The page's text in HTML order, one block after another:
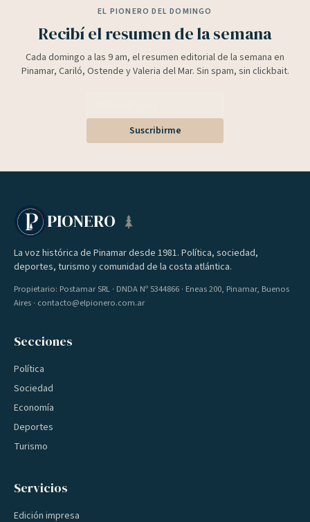
EL PIONERO DEL DOMINGO
Recibí el resumen de la semana
Cada domingo a las 9 am, el resumen editorial de la semana en
Pinamar, Cariló, Ostende y Valeria del Mar. Sin spam, sin clickbait.
Suscribirme
PIONERO
La voz histórica de Pinamar desde 1981. Política, sociedad,
deportes, turismo y comunidad de la costa atlántica.
Propietario: Postamar SRL · DNDA Nº 5344866 · Eneas 200, Pinamar, Buenos
Aires · contacto@elpionero.com.ar
Secciones
Política
Sociedad
Economía
Deportes
Turismo
Servicios
Edición impresa